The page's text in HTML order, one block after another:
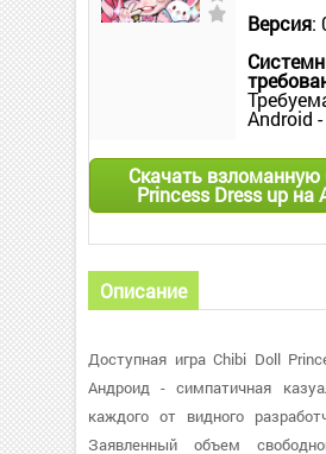
Версия:
Android
Скачать взломанную
Princess Dress up на
Описание
Доступная игра Chibi Doll
Андроид - симпатичная
каждого от видного
Заявленный объем